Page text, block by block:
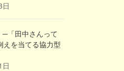
─「田中さんって
えを当てる協力型